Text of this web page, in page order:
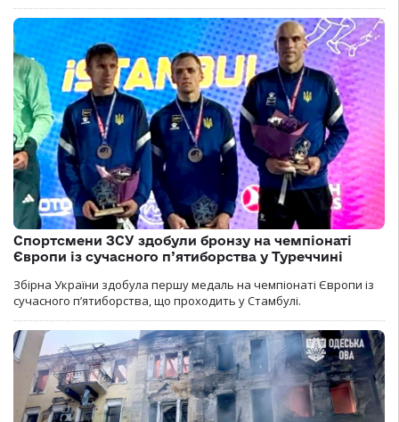
Спортсмени ЗСУ здобули бронзу на чемпіонаті
Європи із сучасного п’ятиборства у Туреччині
Збірна України здобула першу медаль на чемпіонаті Європи із
сучасного п’ятиборства, що проходить у Стамбулі.